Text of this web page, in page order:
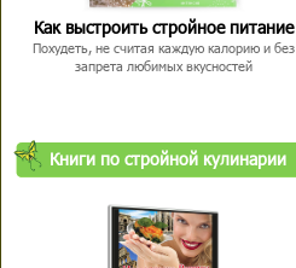
Как выстроить стройное питание
Похудеть, не считая каждую калорию и без
запрета любимых вкусностей
Книги по стройной кулинарии